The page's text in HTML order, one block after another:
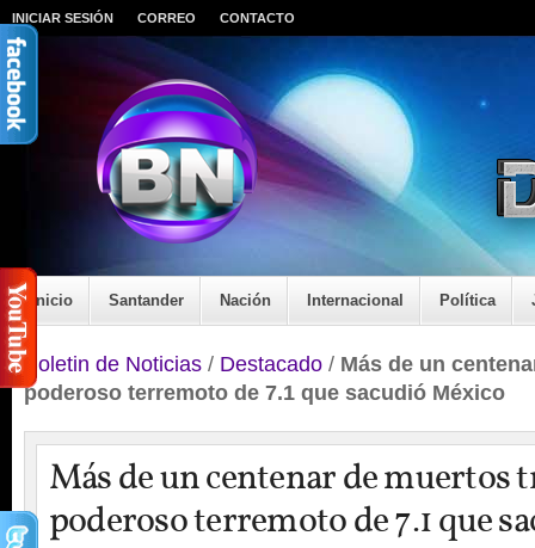
INICIAR SESIÓN CORREO CONTACTO
Inicio Santander Nación Internacional Política
Boletin de Noticias / Destacado / Más de un
poderoso terremoto de 7.1 que sacudió México
Más de un centenar de muertos
poderoso terremoto de 7.1 que